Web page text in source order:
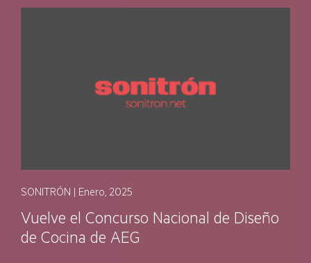
SONITRÓN | Enero, 2025
Vuelve el Concurso Nacional de Diseño